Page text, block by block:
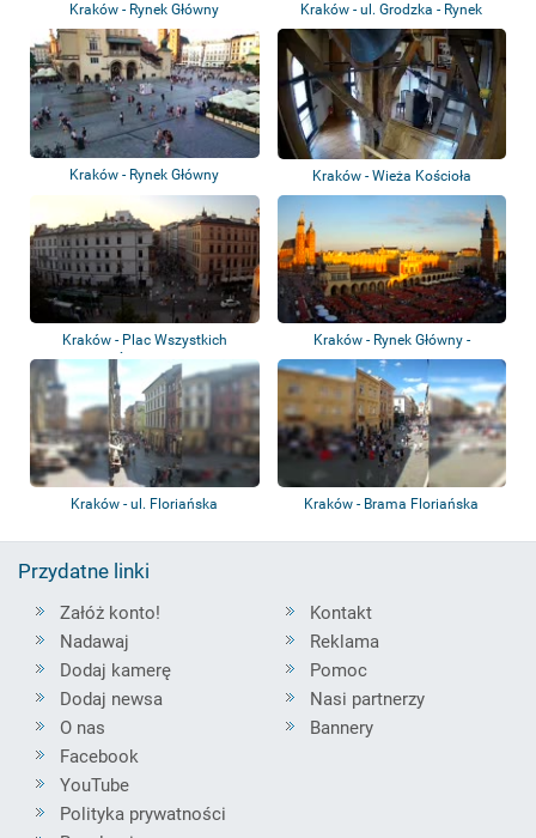
Kraków - Rynek Główny
Kraków - ul. Grodzka - Rynek
Główny
Kraków - Rynek Główny
Kraków - Wieża Kościoła
Mariackiego - He...
Kraków - Plac Wszystkich
Świętych
Kraków - Rynek Główny -
Sukiennice
Kraków - ul. Floriańska Kraków - Brama Floriańska
Przydatne linki
Załóż konto!
Nadawaj
Dodaj kamerę
Dodaj newsa
O nas
Kontakt
Reklama
Pomoc
Nasi partnerzy
Bannery
Facebook
YouTube
Polityka prywatności